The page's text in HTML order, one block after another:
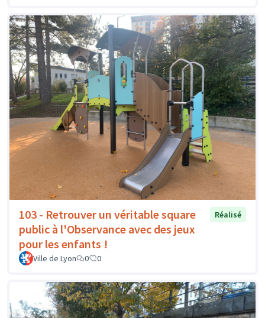
103 - Retrouver un véritable square
public à l'Observance avec des jeux
pour les enfants !
Réalisé
Ville de Lyon 0 0